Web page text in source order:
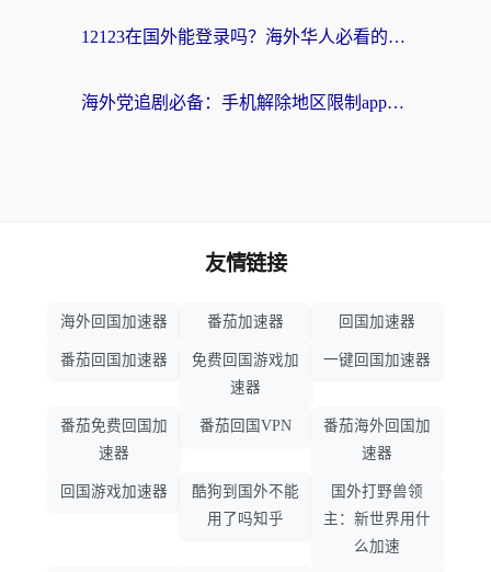
12123在国外能登录吗？海外华人必看的回国加速实用指南
海外党追剧必备：手机解除地区限制app怎么选？解决央视视频&国内剧地区限制全指南
友情链接
海外回国加速器 番茄加速器 回国加速器
番茄回国加速器
免费回国游戏加
速器
一键回国加速器
番茄免费回国加
速器
番茄回国VPN
番茄海外回国加
速器
回国游戏加速器
酷狗到国外不能
用了吗知乎
国外打野兽领
主：新世界用什
么加速